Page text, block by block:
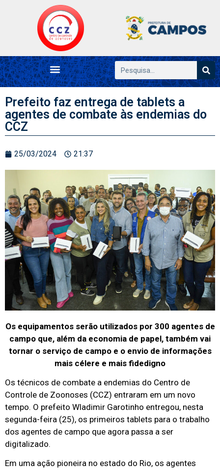
Prefeito faz entrega de tablets a
agentes de combate às endemias do
CCZ
25/03/2024 21:37
Os equipamentos serão utilizados por 300 agentes de
campo que, além da economia de papel, também vai
tornar o serviço de campo e o envio de informações
mais célere e mais fidedigno
Os técnicos de combate a endemias do Centro de
Controle de Zoonoses (CCZ) entraram em um novo
tempo. O prefeito Wladimir Garotinho entregou, nesta
segunda-feira (25), os primeiros tablets para o trabalho
dos agentes de campo que agora passa a ser
digitalizado.
Em uma ação pioneira no estado do Rio, os agentes